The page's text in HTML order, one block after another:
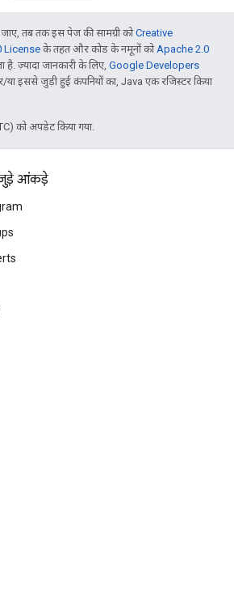
तब तक इस पेज की सामग्री कोCreative
License के तहत और कोड के नमूनों कोApache 2.0
ज़्यादा जानकारी के लिए, Google Developers
इससे जुड़ी हुई कंपनियों का, Java एक रजिस्टर किया
को अपडेट किया गया.
जुड़े आंकड़े